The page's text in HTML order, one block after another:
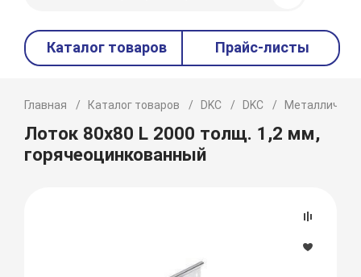
Каталог товаров Прайс-листы
Главная Каталог товаров DKC DKC
Лоток 80х80 L 2000 толщ. 1,2 мм,
горячеоцинкованный